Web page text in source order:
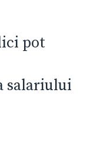
pot
salariului